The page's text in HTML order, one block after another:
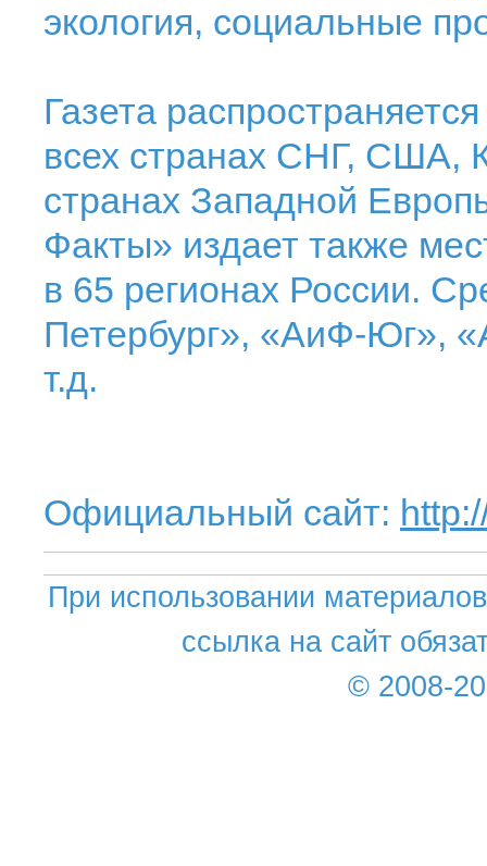
экология, социальные
Газета
всех странах СНГ, США,
странах Западной
Факты» издает также
в 65 регионах России.
Петербург», «АиФ-Юг»,
т.д.
Официальный сайт:
При использовании
ссылка на сайт
© 2008-